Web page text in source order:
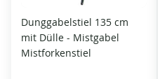
Dunggabelstiel 135 cm
mit Dülle - Mistgabel
Mistforkenstiel